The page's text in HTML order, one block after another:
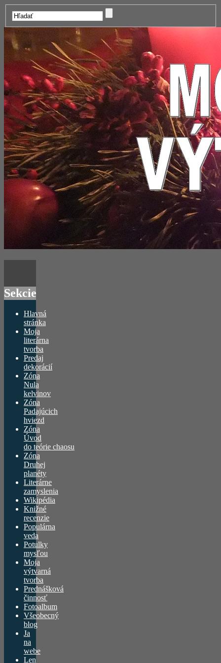
Sekcie
Hlavná
stránka
Moja
literárna
tvorba
Predaj
dekorácií
Zóna
Nula
kelvinov
Zóna
Padajúcich
hviezd
Zóna
Úvod
do teórie chaosu
Zóna
Druhej
planéty
Literárne
zamyslenia
Wikipédia
Knižné
recenzie
Populárna
veda
Potulky
mysľou
Moja
výtvarná
tvorba
Prednášková
činnosť
Fotoalbum
Všeobecný
blog
Ja
na
webe
Len